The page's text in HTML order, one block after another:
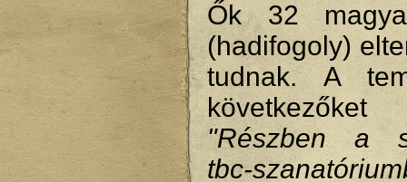
Ők 32
(hadifogoly)
tudnak. A
"Részben a
tbc-